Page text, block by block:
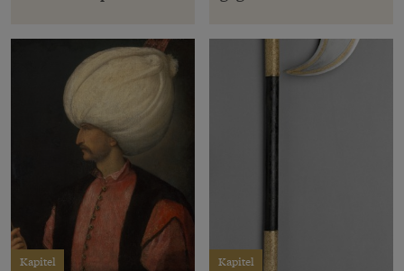
Kapitel Kapitel